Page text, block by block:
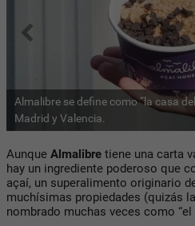
Almalibre se define como “la casa
Madrid y Valencia.
Aunque Almalibre tiene una carta
hay un ingrediente poderoso que
açaí, un superalimento originario
muchísimas propiedades (quizás
nombrado muchas veces como “el